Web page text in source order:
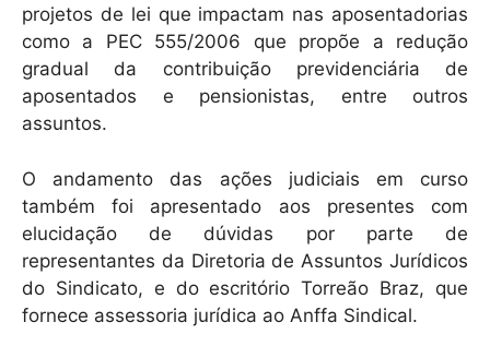
projetos de lei que impactam nas aposentadorias
como a PEC 555/2006 que propõe a redução
gradual da contribuição previdenciária de
aposentados e pensionistas, entre outros
assuntos.
O andamento das ações judiciais em curso
também foi apresentado aos presentes com
elucidação de dúvidas por parte de
representantes da Diretoria de Assuntos Jurídicos
do Sindicato, e do escritório Torreão Braz, que
fornece assessoria jurídica ao Anffa Sindical.